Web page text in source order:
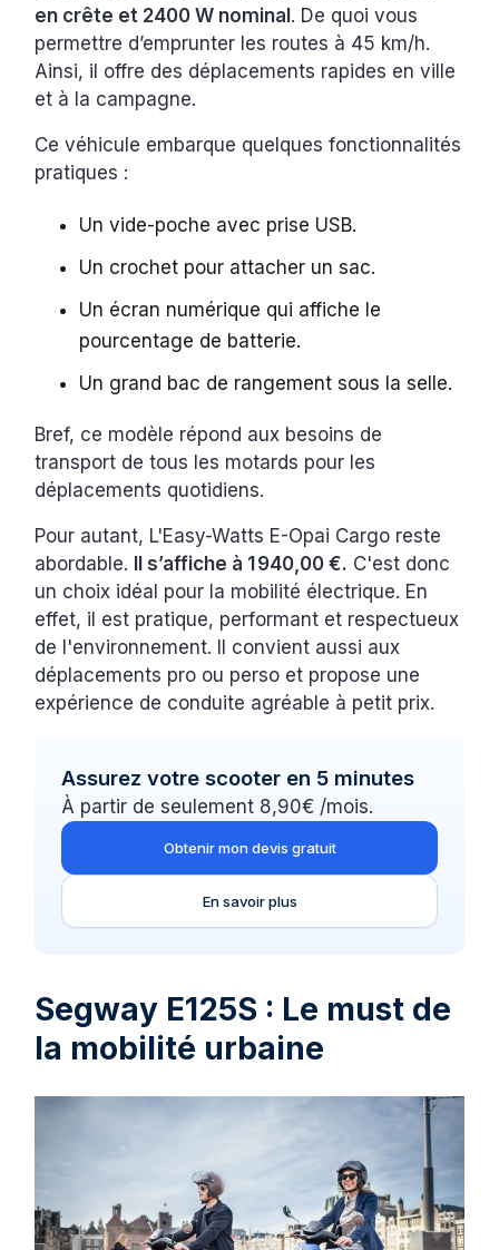
en crête et 2400 W nominal. De quoi vous
permettre d’emprunter les routes à 45 km/h.
Ainsi, il offre des déplacements rapides en ville
et à la campagne.
Ce véhicule embarque quelques fonctionnalités
pratiques :
Un vide-poche avec prise USB.
Un crochet pour attacher un sac.
Un écran numérique qui affiche le
pourcentage de batterie.
Un grand bac de rangement sous la selle.
Bref, ce modèle répond aux besoins de
transport de tous les motards pour les
déplacements quotidiens.
Pour autant, L'Easy-Watts E-Opai Cargo reste
abordable. Il s’affiche à 1 940,00 €. C'est donc
un choix idéal pour la mobilité électrique. En
effet, il est pratique, performant et respectueux
de l'environnement. Il convient aussi aux
déplacements pro ou perso et propose une
expérience de conduite agréable à petit prix.
Assurez votre scooter en 5 minutes
À partir de seulement 8,90€ /mois.
Obtenir mon devis gratuit
En savoir plus
Segway E125S : Le must de
la mobilité urbaine